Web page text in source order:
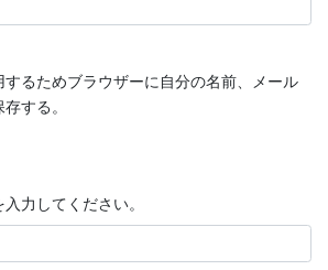
るためブラウザーに自分の名前、メール
する。
力してください。